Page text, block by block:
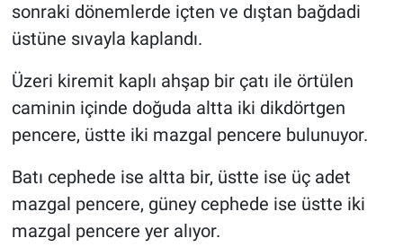
sonraki dönemlerde içten ve dıştan bağdadi
üstüne sıvayla kaplandı.
Üzeri kiremit kaplı ahşap bir çatı ile örtülen
caminin içinde doğuda altta iki dikdörtgen
pencere, üstte iki mazgal pencere bulunuyor.
Batı cephede ise altta bir, üstte ise üç adet
mazgal pencere, güney cephede ise üstte iki
mazgal pencere yer alıyor.